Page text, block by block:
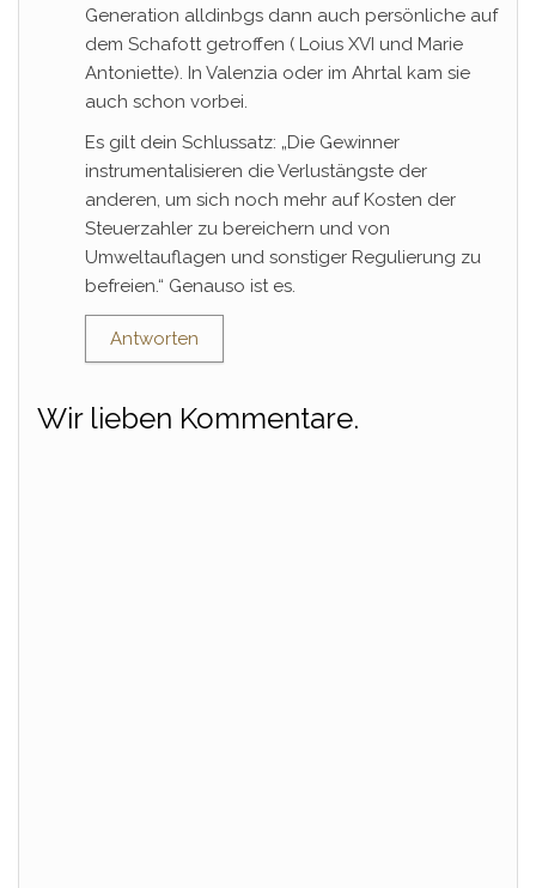
Generation alldinbgs dann auch persönliche auf
dem Schafott getroffen ( Loius XVI und Marie
Antoniette). In Valenzia oder im Ahrtal kam sie
auch schon vorbei.
Es gilt dein Schlussatz: „Die Gewinner
instrumentalisieren die Verlustängste der
anderen, um sich noch mehr auf Kosten der
Steuerzahler zu bereichern und von
Umweltauflagen und sonstiger Regulierung zu
befreien.“ Genauso ist es.
Antworten
Wir lieben Kommentare.